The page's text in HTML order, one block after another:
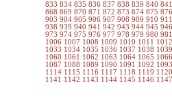
833 834 835 836 837 838 839 840
868 869 870 871 872 873 874 875
903 904 905 906 907 908 909 910
938 939 940 941 942 943 944 945
973 974 975 976 977 978 979 980
1006 1007 1008 1009 1010 1011
1033 1034 1035 1036 1037 1038
1060 1061 1062 1063 1064 1065
1087 1088 1089 1090 1091 1092
1114 1115 1116 1117 1118 1119
1141 1142 1143 1144 1145 1146